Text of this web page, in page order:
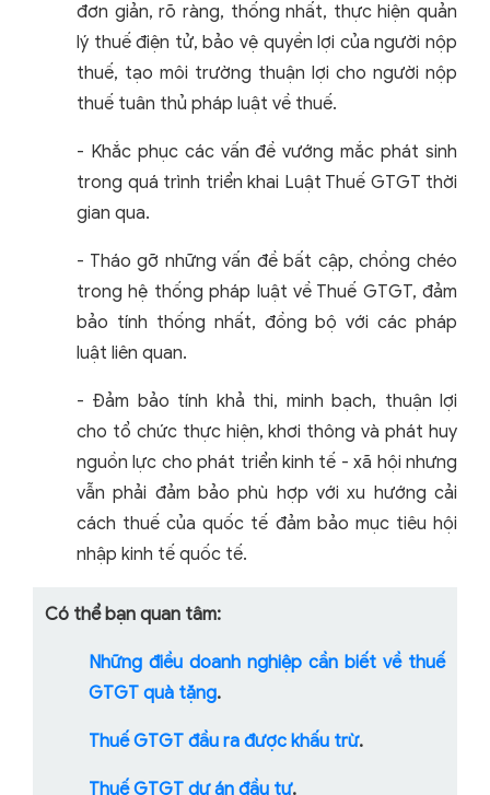
đơn giản, rõ ràng, thống nhất, thực hiện quản
lý thuế điện tử, bảo vệ quyền lợi của người nộp
thuế, tạo môi trường thuận lợi cho người nộp
thuế tuân thủ pháp luật về thuế.
- Khắc phục các vấn đề vướng mắc phát sinh
trong quá trình triển khai Luật Thuế GTGT thời
gian qua.
- Tháo gỡ những vấn đề bất cập, chồng chéo
trong hệ thống pháp luật về Thuế GTGT, đảm
bảo tính thống nhất, đồng bộ với các pháp
luật liên quan.
- Đảm bảo tính khả thi, minh bạch, thuận lợi
cho tổ chức thực hiện, khơi thông và phát huy
nguồn lực cho phát triển kinh tế - xã hội nhưng
vẫn phải đảm bảo phù hợp với xu hướng cải
cách thuế của quốc tế đảm bảo mục tiêu hội
nhập kinh tế quốc tế.
Có thể bạn quan tâm:
Những điều doanh nghiệp cần biết về thuế
GTGT quà tặng.
Thuế GTGT đầu ra được khấu trừ.
Thuế GTGT dự án đầu tư.